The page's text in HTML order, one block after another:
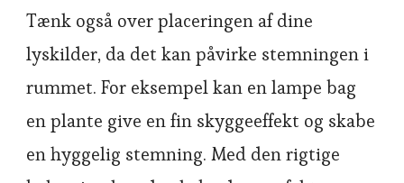
Tænk også over placeringen af dine
lyskilder, da det kan påvirke stemningen i
rummet. For eksempel kan en lampe bag
en plante give en fin skyggeeffekt og skabe
en hyggelig stemning. Med den rigtige